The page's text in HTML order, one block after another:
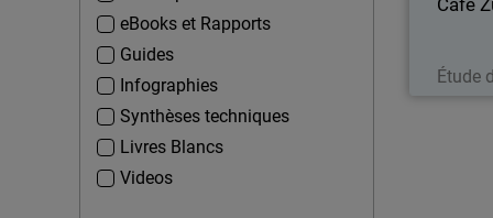
eBooks et Rapports
Guides
Infographies
Synthèses techniques
Livres Blancs
Videos
Café
Étude